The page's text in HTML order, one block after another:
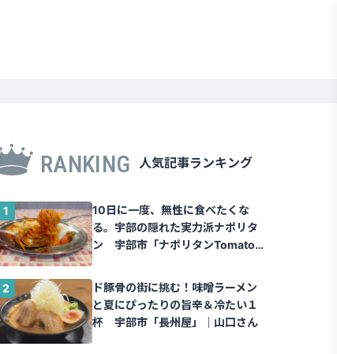
RANKING 人気記事ランキング
10日に一度、無性に食べたくな
る。宇部の隠れた実力派ナポリタ
ン 宇部市「ナポリタンTomato」
ド豚骨の街に挑む！味噌ラーメン
と夏にぴったりの旨辛＆冷たい１
杯 宇部市「長州屋」｜山口さん